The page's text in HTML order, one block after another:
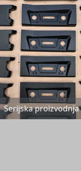
Serijska proizvodnja